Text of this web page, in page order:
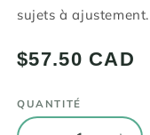
modale
sujets à ajustement.
Prix
$57.50 CAD
Quantité
QUANTITÉ